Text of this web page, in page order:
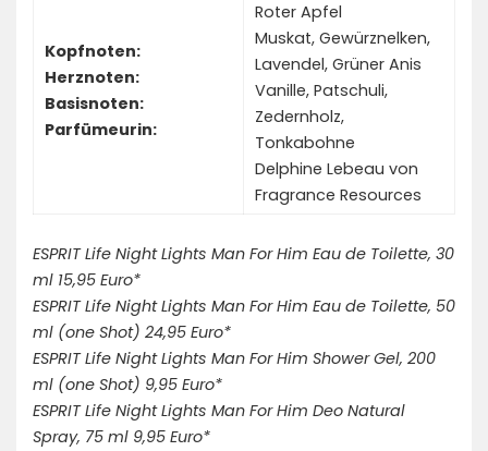
Kopfnoten:
Herznoten:
Basisnoten:
Parfümeurin:
Roter Apfel
Muskat, Gewürznelken,
Lavendel, Grüner Anis
Vanille, Patschuli,
Zedernholz,
Tonkabohne
Delphine Lebeau von
Fragrance Resources
ESPRIT Life Night Lights Man For Him Eau de Toilette, 30
ml 15,95 Euro*
ESPRIT Life Night Lights Man For Him Eau de Toilette, 50
ml (one Shot) 24,95 Euro*
ESPRIT Life Night Lights Man For Him Shower Gel, 200
ml (one Shot) 9,95 Euro*
ESPRIT Life Night Lights Man For Him Deo Natural
Spray, 75 ml 9,95 Euro*